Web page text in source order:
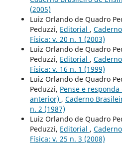
(2005)
Luiz Orlando de Quadro
Peduzzi, Editorial ,
Física: v. 20 n. 1 (2003)
Luiz Orlando de Quadro
Peduzzi, Editorial ,
Física: v. 16 n. 1 (1999)
Luiz Orlando de Quadro
Peduzzi, Pense e
anterior) , Caderno
n. 2 (1987)
Luiz Orlando de Quadro
Peduzzi, Editorial ,
Física: v. 25 n. 3 (2008)